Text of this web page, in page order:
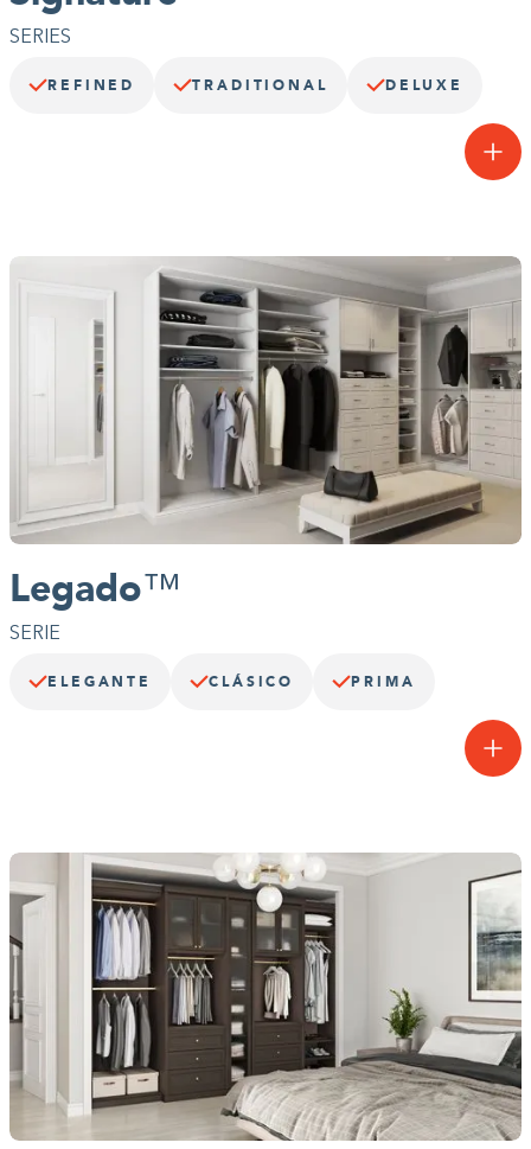
SERIES
REFINED TRADITIONAL DELUXE
Una transformación característica.
La Signature Series™, un paso adelante con respecto a nuestra
más con puertas y cajones Signature™ Deluxe y Deco, opciones
de molduras y más.
Legado ™
SERIE
ELEGANTE CLÁSICO PRIMA
Nuevos niveles de elegancia.
La colección Legacy Collection™ de primera calidad presenta
nuestros paneles de borde recto más gruesos y duraderos y las
Deco de puertas y cajones y añade molduras en la parte superior
e inferior para capturar tu estilo singular.
Construyendo el
0%